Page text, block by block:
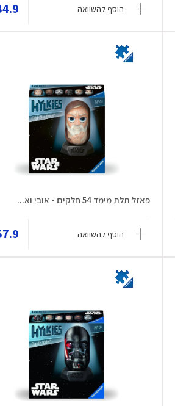
הוסף להשוואה ₪
פאזל תלת מימד 54 חלקים - אובי וא...
הוסף להשוואה ₪